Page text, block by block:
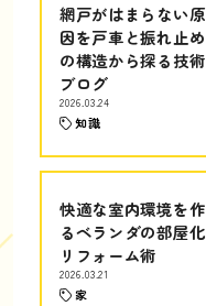
網戸がはまらない原
因を戸車と振れ止め
の構造から探る技術
ブログ
2026.03.24
知識
快適な室内環境を作
るベランダの部屋化
リフォーム術
2026.03.21
家